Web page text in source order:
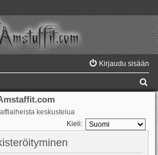
Kirjaudu sisään
keskustelua
Kieli: